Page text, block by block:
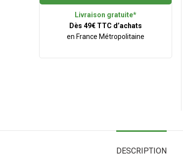
Livraison gratuite*
Dès 49€ TTC d’achats
en France Métropolitaine
DESCRIPTION